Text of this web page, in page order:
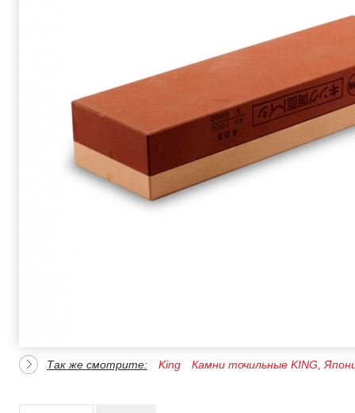
Так же смотрите: King Камни точильные KING,